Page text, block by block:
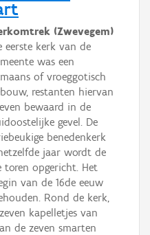
(Zwevegem)
eerste kerk van de
was een
of vroeggotisch
restanten hiervan
bewaard in de
gevel. De
benedenkerk
jaar wordt de
toren opgericht. Het
van de 16de eeuw
Rond de kerk,
kapelletjes van
de zeven smarten